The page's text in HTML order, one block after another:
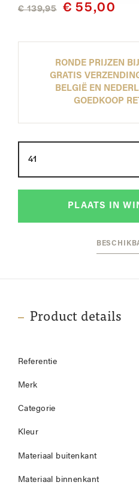
€ 139,95 € 55,00
RONDE PRIJZEN
GRATIS
BELGIË EN
GOEDKOOP
PLAATS IN
Product details
Referentie
Merk
Categorie
Kleur
Materiaal buitenkant
Materiaal binnenkant